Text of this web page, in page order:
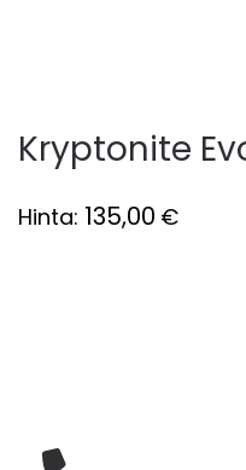
Kryptonite
Hinta: 135,00 €